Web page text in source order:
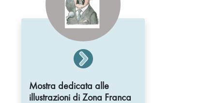
Mostra dedicata alle
illustrazioni di Zona Franca